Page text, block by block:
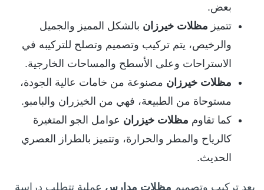
بعض.
تتميز مظلات خيرزان بالشكل المميز والجميل
والرخيص، يتم تركيب وتصميم وتصلح للتركيبه في
الاستراحات وعلى الأسطح والمساحات الخارجية.
مظلات خيرزان مصنوعة من خامات عالية الجودة،
مستوحاة من الطبيعة، فهي من الخيزران والبامبو.
كما تقاوم مظلات خيزران عوامل الجو المتغيرة
كالرياح والمطر والحرارة، وتتميز بالطراز العصري
الحديث.
يعد تركيب وتصميم مظلات مدارس عملية تتطلب دراسة